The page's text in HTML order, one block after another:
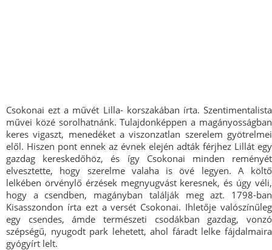
Csokonai ezt a művét Lilla- korszakában írta. Szentimentalista
művei közé sorolhatnánk. Tulajdonképpen a magányosságban
keres vigaszt, menedéket a viszonzatlan szerelem gyötrelmei
elől. Hiszen pont ennek az évnek elején adták férjhez Lillát egy
gazdag kereskedőhöz, és így Csokonai minden reményét
elvesztette, hogy szerelme valaha is övé legyen. A költő
lelkében örvénylő érzések megnyugvást keresnek, és úgy véli,
hogy a csendben, magányban találják meg azt. 1798-ban
Kisasszondon írta ezt a versét Csokonai. Ihletője valószínűleg
egy csendes, ámde természeti csodákban gazdag, vonzó
szépségű, nyugodt park lehetett, ahol fáradt lelke fájdalmaira
gyógyírt lelt.